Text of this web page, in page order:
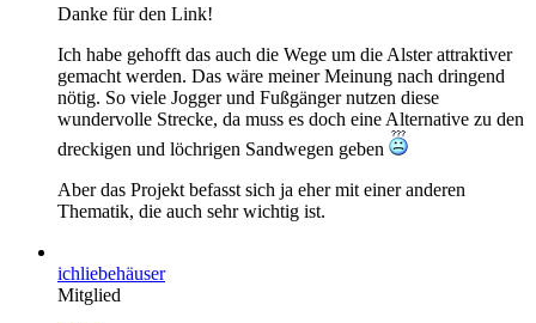
Danke für den Link!
Ich habe gehofft das auch die Wege um die Alster attraktiver
gemacht werden. Das wäre meiner Meinung nach dringend
nötig. So viele Jogger und Fußgänger nutzen diese
wundervolle Strecke, da muss es doch eine Alternative zu den
dreckigen und löchrigen Sandwegen geben
Aber das Projekt befasst sich ja eher mit einer anderen
Thematik, die auch sehr wichtig ist.
ichliebehäuser
Mitglied